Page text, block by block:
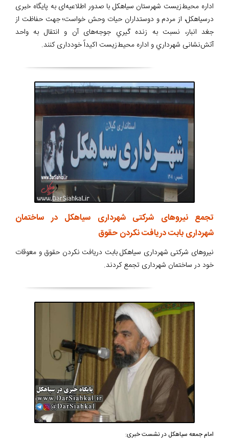
اداره محیط‌زیست شهرستان سیاهکل با صدور اطلاعیه‌ای به پایگاه خبری
درسیاهکل، از مردم و دوستداران حیات وحش خواست؛ جهت حفاظت از
جغد انبار، نسبت به زنده گيري جوجه‌های آن و انتقال به واحد
آتش‌نشانی شهرداري و اداره محیط‌زیست اکیداً خودداری کنند.
تجمع نیروهای شرکتی شهرداری سیاهکل در ساختمان
شهرداری بابت دریافت نکردن حقوق
نیروهای شرکتی شهرداری سیاهکل بابت دریافت نکردن حقوق و معوقات
خود در ساختمان شهرداری تجمع کردند.
امام جمعه سیاهکل در نشست خبری: